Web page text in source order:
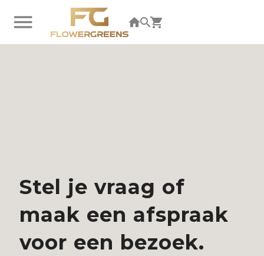
Stel je vraag of
maak een afspraak
voor een bezoek.